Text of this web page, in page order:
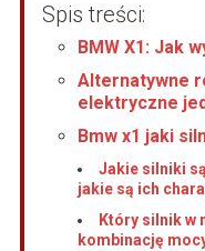
Spis treści:
BMW X1: Jak
Alternatywne
elektryczne
Bmw x1 jaki
Jakie silniki
jakie są ich
Który silnik w
kombinację